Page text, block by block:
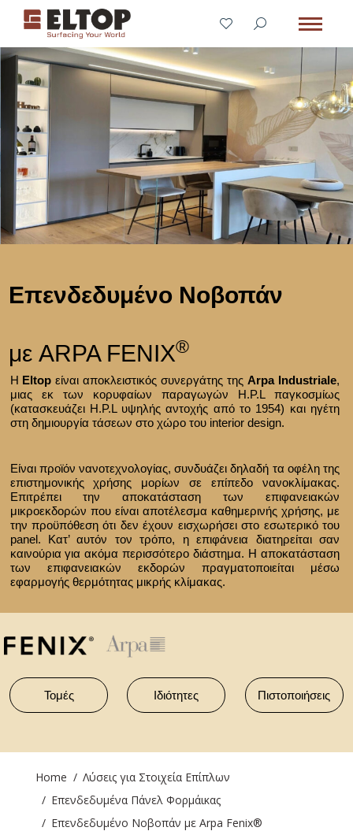
Επενδεδυμένο Νοβοπάν
με ARPA FENIX®
H Eltop είναι αποκλειστικός συνεργάτης τηςArpa Industriale,
μιας εκ των κορυφαίων παραγωγών H.P.L παγκοσμίως
(κατασκευάζει H.P.L υψηλής αντοχής από το 1954) και ηγέτη
στη δημιουργία τάσεων στο χώρο του interior design.
Είναι προϊόν νανοτεχνολογίας, συνδυάζει δηλαδή τα οφέλη της
επιστημονικής χρήσης μορίων σε επίπεδο νανοκλίμακας.
Επιτρέπει την αποκατάσταση των επιφανειακών
μικροεκδορών που είναι αποτέλεσμα καθημερινής χρήσης, με
την προϋπόθεση ότι δεν έχουν εισχωρήσει στο εσωτερικό του
panel. Κατ’ αυτόν τον τρόπο, η επιφάνεια διατηρείται σαν
καινούρια για ακόμα περισσότερο διάστημα. Η αποκατάσταση
των επιφανειακών εκδορών πραγματοποιείται μέσω
εφαρμογής θερμότητας μικρής κλίμακας.
Τομές Ιδιότητες Πιστοποιήσεις
You are here:
Home
Λύσεις για Στοιχεία Επίπλων
Επενδεδυμένα Πάνελ Φορμάικας
Επενδεδυμένο Νοβοπάν με Arpa Fenix®